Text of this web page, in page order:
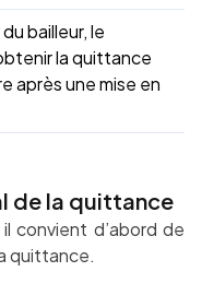
bailleur, le
la quittance
après une mise en
de la quittance
convient d’abord de
quittance.